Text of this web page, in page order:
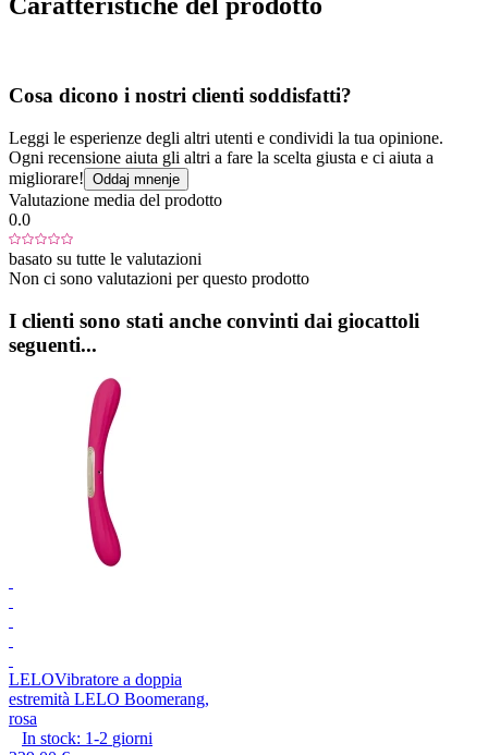
Cosa dicono i nostri clienti soddisfatti?
Leggi le esperienze degli altri utenti e condividi la tua opinione.
Ogni recensione aiuta gli altri a fare la scelta giusta e ci aiuta a
migliorare! Oddaj mnenje
Valutazione media del prodotto
0.0
basato su tutte le valutazioni
Non ci sono valutazioni per questo prodotto
I clienti sono stati anche convinti dai giocattoli
seguenti...
LELOVibratore a doppia
estremità LELO Boomerang,
rosa
In stock: 1-2 giorni